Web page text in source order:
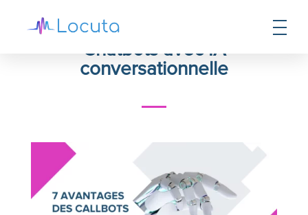
7 avantages des Callbots et
Chatbots avec IA
conversationnelle